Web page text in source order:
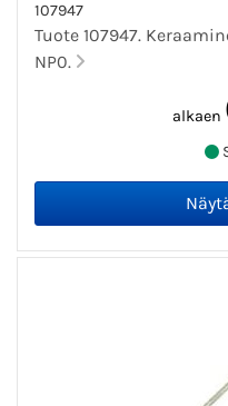
107947
Tuote 107947.
NP0.
alkaen